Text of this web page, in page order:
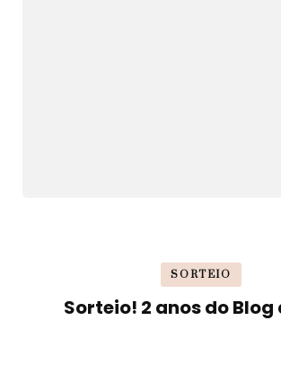
SORTEIO
Sorteio! 2 anos do Blog